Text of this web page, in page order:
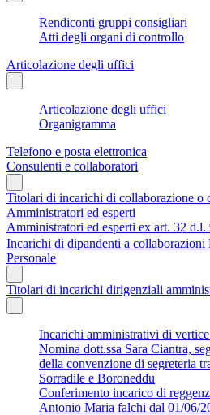
Rendiconti gruppi consigliari
Atti degli organi di controllo
Articolazione degli uffici
Articolazione degli uffici
Organigramma
Telefono e posta elettronica
Consulenti e collaboratori
Titolari di incarichi di collaborazione o
Amministratori ed esperti
Amministratori ed esperti ex art. 32 d.l.
Incarichi di dipandenti a
Personale
Titolari di incarichi dirigenziali
Incarichi amministrativi di
Nomina dott.ssa Sara Ciantra,
della convenzione di segreteria
Sorradile e Boroneddu
Conferimento incarico di
Antonio Maria falchi dal 01/06/